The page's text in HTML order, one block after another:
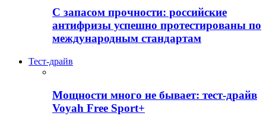
С запасом прочности: российские
антифризы успешно протестированы по
международным стандартам
Тест-драйв
Мощности много не бывает: тест-драйв
Voyah Free Sport+